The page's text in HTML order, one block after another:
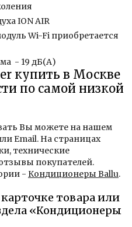
ION AIR
Wi-Fi приобретается
- 19 дБ(А)
купить в Москве
по самой низкой
Вы можете на нашем
Email. На страницах
технические
покупателей.
- Кондиционеры Ballu.
товара или
«Кондиционеры